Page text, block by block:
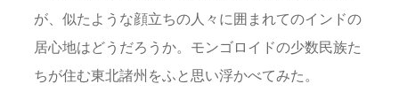
が、似たような顔立ちの人々に囲まれてのインドの
居心地はどうだろうか。モンゴロイドの少数民族た
ちが住む東北諸州をふと思い浮かべてみた。